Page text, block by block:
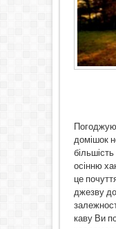
домішок
осінню
це
джезву
каву Ви